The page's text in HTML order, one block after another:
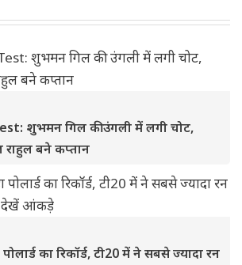
शुभमन गिल की उंगली में लगी चोट,
राहुल बने कप्तान
का रिकॉर्ड, टी20 में ने सबसे ज्यादा रन